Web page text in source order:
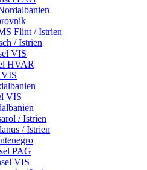
Flint / Istrien
/ Istrien
VIS
HVAR
VIS
VIS
/ Istrien
/ Istrien
PAG
VIS